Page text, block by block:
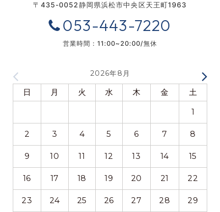
〒435-0052静岡県浜松市中央区天王町1963
053-443-7220
営業時間：11:00~20:00/無休
2026年8月
日 月 火 水 木 金 土
1
2 3 4 5 6 7 8
9 10 11 12 13 14 15
16 17 18 19 20 21 22
23 24 25 26 27 28 29